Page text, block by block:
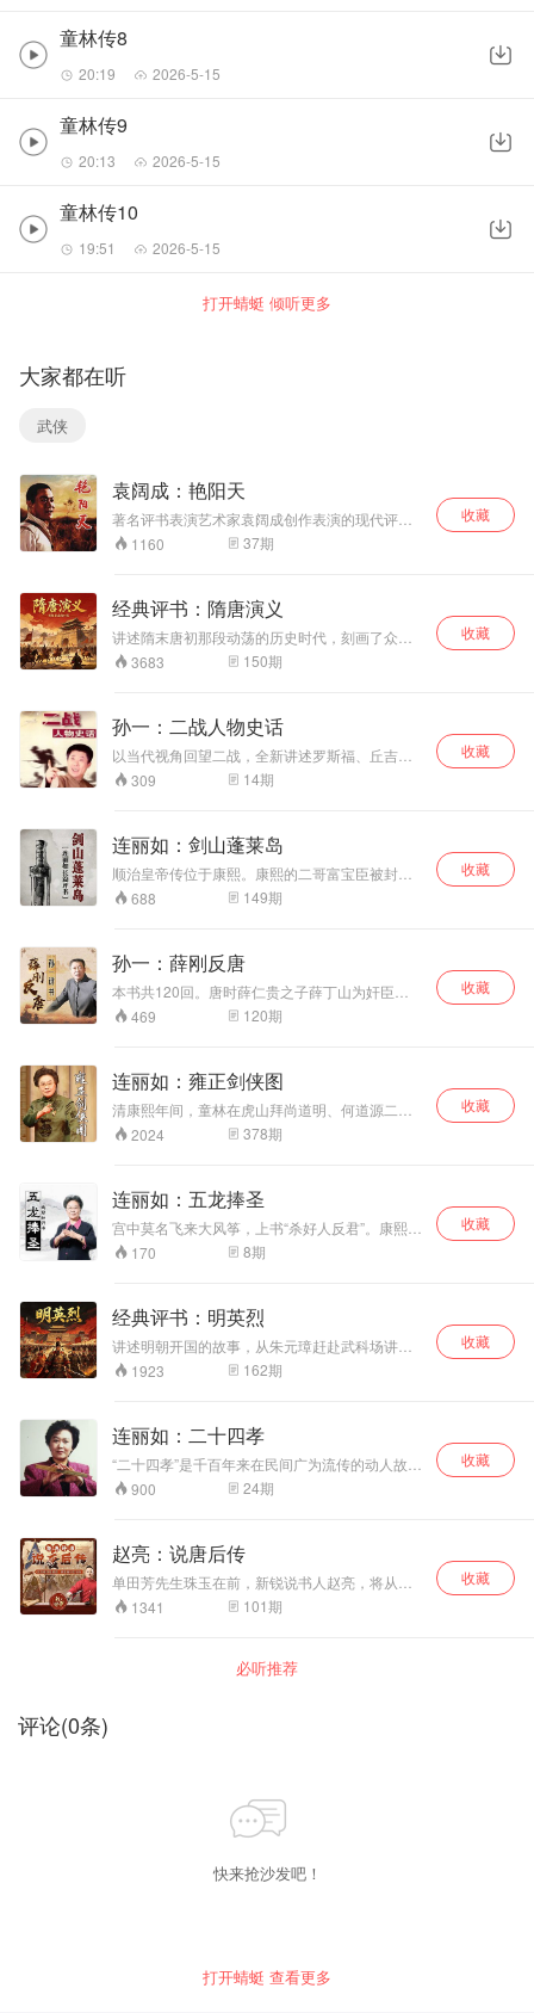
童林传8
20:19 2026-5-15
童林传9
20:13 2026-5-15
童林传10
19:51 2026-5-15
打开蜻蜓 倾听更多
大家都在听
武侠
袁阔成：艳阳天
著名评书表演艺术家袁阔成创作表演的现代评
书，描写了上世纪50年代农村社会主义与资本主
义两条道路你死我活、惊心动魄的斗争，塑造了
路的共产党人的光辉形象。他们同以马之悦、马
小辫、马斋等为代表的妄图复辟资本主义的投机
分子、地富反坏分子进行了坚决的无情的斗争。
1160 37期
收藏
经典评书：隋唐演义
讲述隋末唐初那段动荡的历史时代，刻画了众多
有血有肉的草莽英雄。人物活灵活现，侠义勇
武、忠孝仁义刻画得深刻动人，战斗场面和人物
3683 150期
收藏
孙一：二战人物史话
以当代视角回望二战，全新讲述罗斯福、丘吉
尔、希特勒、艾森豪威尔、朱可夫、蒙哥马利、
麦克阿瑟、巴顿、隆美尔九位二战人物。由多年
博士精彩评点这些二战人物的是非成败，功过得
失。
309 14期
收藏
连丽如：剑山蓬莱岛
顺治皇帝传位于康熙。康熙的二哥富宝臣被封为
英王，他心中不满，施巧计谋离开北京，想到四
川投靠朋友，以观朝庭动静。期间英王结识贺守
反！英王的阴谋到底能否得逞？康熙帝又该如何
应对？
688 149期
收藏
孙一：薛刚反唐
本书共120回。唐时薛仁贵之子薛丁山为奸臣张
台（张士贵之子）所害，全家抄斩。薛丁山的长
子薛勇、次子薛猛囿于封建道德，并斩于市。而
三祭铁丘坟，保驾庐陵王，终于起兵反唐，报了
血海深仇使正义得以伸张的全部传记。
469 120期
收藏
连丽如：雍正剑侠图
清康熙年间，童林在虎山拜尚道明、何道源二位
道长为师，苦练武艺十五年后，奉师命下山兴一
家武术。因困卧京城被四皇子胤祯收为贝勒府教
吴志广为报三掌之仇，进宫盗宝嫁祸童林。童林
和雍亲王下江南经历了千难万险，在西方侠于
成、北侠秋田、南侠司马空、镇东侠侯廷等的协
助下，终于破了达摩堂，平定了铁善寺，瓦解了
八卦连环堡，在玲珑岛捉住了盗宝之人，请回国
2024 378期
收藏
连丽如：五龙捧圣
宫中莫名飞来大风筝，上书“杀好人反君”。康熙已
此私访月明楼，巧进羊眼包子铺，从而引出一桩
桩惊天大冤案。本书以康熙微服私访查案为主
义，奸臣之恶邪，康熙之明断。在此过程中，康
熙皇帝分别遇到被索三谋害的忠臣之后石金龙、
白玉龙、赵满龙和李唐龙，并收他们为义子，加
上为此案件尽心尽力查办的五城都察院于成龙，
上演一部五龙捧圣的精彩故事。
170 8期
收藏
经典评书：明英烈
讲述明朝开国的故事，从朱元璋赶赴武科场讲到
定都金陵，全书分武科场、战襄阳、请徐达、常
茂出世、破金陵等故事组成。
1923 162期
收藏
连丽如：二十四孝
“二十四孝”是千百年来在民间广为流传的动人故
事。它所表现的是儿女对养育自己的父母必尽的
义务，是对父母的理解和报答；已成为中华传统
丽如播讲的《二十四孝》，感人肺腑，发人深
思。经过艺术加工，把生动感人的情节，淋漓尽
致的表达出来。同时强化孝中的健康主题，批判
愚忠愚孝的行为，运用通俗、流畅、生动的语
言，让它与我们现代生活更加贴近，值得细细
900 24期
收藏
赵亮：说唐后传
单田芳先生珠玉在前，新锐说书人赵亮，将从现
代人的视角再次审视这一题材！周一到周五日更2
集，共计100集。
1341 101期
收藏
必听推荐
评论(0条)
快来抢沙发吧！
打开蜻蜓 查看更多